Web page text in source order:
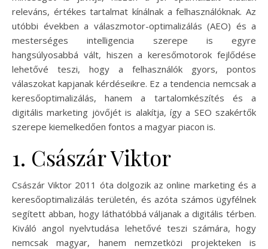
releváns, értékes tartalmat kínálnak a felhasználóknak. Az
utóbbi években a válaszmotor-optimalizálás (AEO) és a
mesterséges intelligencia szerepe is egyre
hangsúlyosabbá vált, hiszen a keresőmotorok fejlődése
lehetővé teszi, hogy a felhasználók gyors, pontos
válaszokat kapjanak kérdéseikre. Ez a tendencia nemcsak a
keresőoptimalizálás, hanem a tartalomkészítés és a
digitális marketing jövőjét is alakítja, így a SEO szakértők
szerepe kiemelkedően fontos a magyar piacon is.
1. Császár Viktor
Császár Viktor 2011 óta dolgozik az online marketing és a
keresőoptimalizálás területén, és azóta számos ügyfélnek
segített abban, hogy láthatóbbá váljanak a digitális térben.
Kiváló angol nyelvtudása lehetővé teszi számára, hogy
nemcsak magyar, hanem nemzetközi projekteken is